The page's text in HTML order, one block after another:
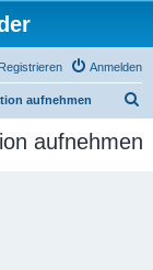
Anmelden
Registrieren
aufnehmen
c
aufnehmen